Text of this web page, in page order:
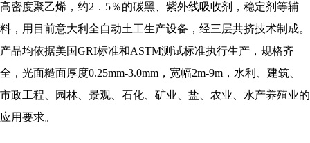
高密度聚乙烯，约2．5％的碳黑、紫外线吸收剂，稳定剂等辅
料，用目前意大利全自动土工生产设备，经三层共挤技术制成。
产品均依据美国GRI标准和ASTM测试标准执行生产，规格齐
全，光面糙面厚度0.25mm-3.0mm，宽幅2m-9m，水利、建筑、
市政工程、园林、景观、石化、矿业、盐、农业、水产养殖业的
应用要求。